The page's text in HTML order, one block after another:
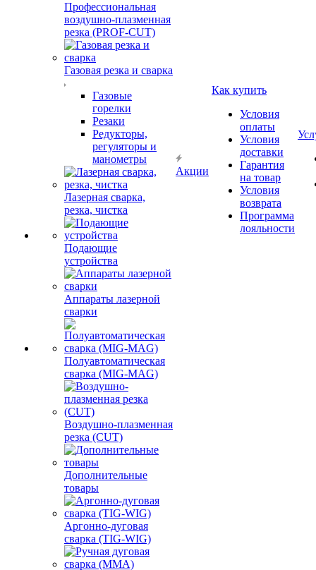
Профессиональная
воздушно-плазменная
резка (PROF-CUT)
Газовая резка и сварка
Газовые
горелки
Резаки
Редукторы,
регуляторы и
манометры
Лазерная сварка,
резка, чистка
Подающие
устройства
Аппараты лазерной
сварки
Полуавтоматическая
сварка (MIG-MAG)
Воздушно-плазменная
резка (CUT)
Дополнительные
товары
Аргонно-дуговая
сварка (TIG-WIG)
Акции
Как купить
Условия
оплаты
Условия
доставки
Гарантия
на товар
Условия
возврата
Программа
лояльности